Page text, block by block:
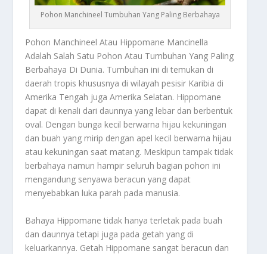
Pohon Manchineel Tumbuhan Yang Paling Berbahaya
Pohon Manchineel Atau Hippomane Mancinella
Adalah Salah Satu Pohon Atau Tumbuhan Yang Paling
Berbahaya Di Dunia. Tumbuhan ini di temukan di
daerah tropis khususnya di wilayah pesisir Karibia di
Amerika Tengah juga Amerika Selatan. Hippomane
dapat di kenali dari daunnya yang lebar dan berbentuk
oval. Dengan bunga kecil berwarna hijau kekuningan
dan buah yang mirip dengan apel kecil berwarna hijau
atau kekuningan saat matang. Meskipun tampak tidak
berbahaya namun hampir seluruh bagian pohon ini
mengandung senyawa beracun yang dapat
menyebabkan luka parah pada manusia.
Bahaya Hippomane tidak hanya terletak pada buah
dan daunnya tetapi juga pada getah yang di
keluarkannya. Getah Hippomane sangat beracun dan